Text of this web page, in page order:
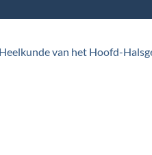
van het Hoofd-